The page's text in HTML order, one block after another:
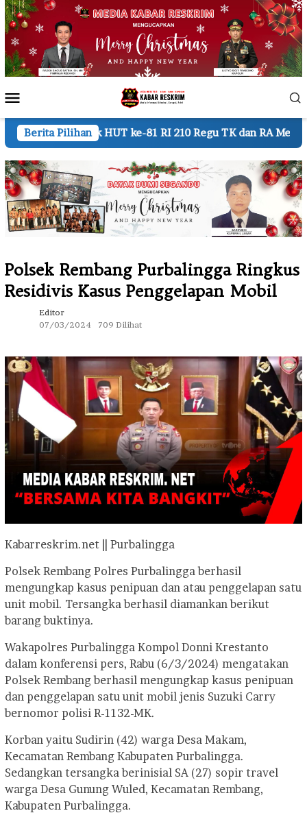
Loncat
ke
konten
Mobile
Berita Pilihan
ke-81 RI 210 Regu TK dan RA Meriahkan Karnaval di
Polsek Rembang Purbalingga Ringkus
Residivis Kasus Penggelapan Mobil
Editor
07/03/2024
709 Dilihat
Kabarreskrim.net || Purbalingga
Polsek Rembang Polres Purbalingga berhasil
mengungkap kasus penipuan dan atau penggelapan satu
unit mobil. Tersangka berhasil diamankan berikut
barang buktinya.
Wakapolres Purbalingga Kompol Donni Krestanto
dalam konferensi pers, Rabu (6/3/2024) mengatakan
Polsek Rembang berhasil mengungkap kasus penipuan
dan penggelapan satu unit mobil jenis Suzuki Carry
bernomor polisi R-1132-MK.
Korban yaitu Sudirin (42) warga Desa Makam,
Kecamatan Rembang Kabupaten Purbalingga.
Sedangkan tersangka berinisial SA (27) sopir travel
warga Desa Gunung Wuled, Kecamatan Rembang,
Kabupaten Purbalingga.